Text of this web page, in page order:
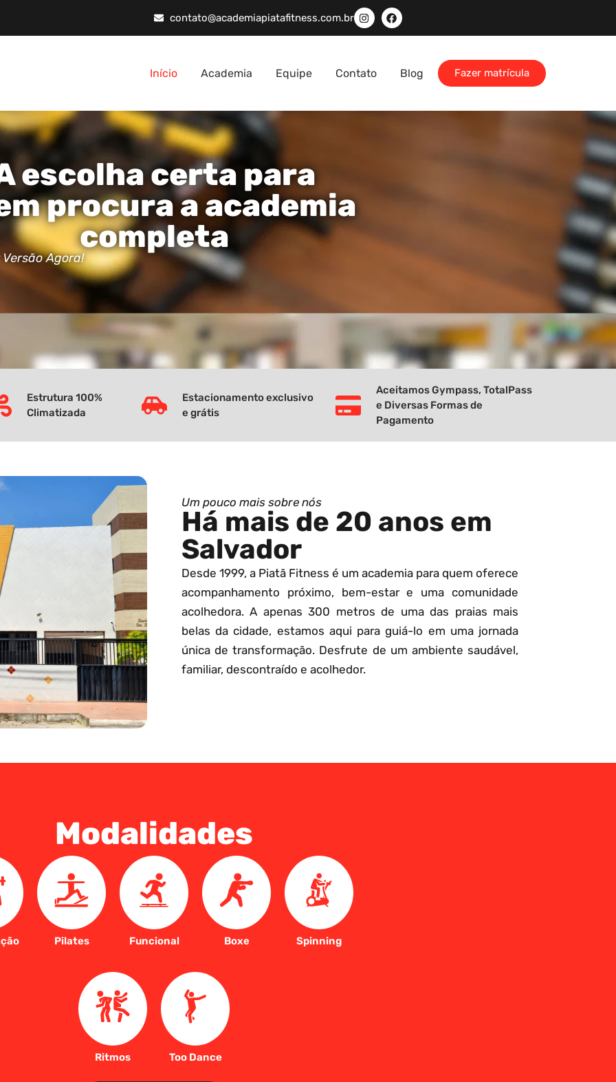
contato@academiapiatafitness.com.br
Início Academia Equipe Contato Blog Fazer matrícula
escolha certa para
procura a academia
completa
Agora!
Estrutura 100%
Climatizada
Estacionamento exclusivo
e grátis
Aceitamos Gympass, TotalPass
e Diversas Formas de
Pagamento
Um pouco mais sobre nós
Há mais de 20 anos em
Salvador
Desde 1999, a Piatã Fitness é um academia para quem oferece
acompanhamento próximo, bem-estar e uma comunidade
acolhedora. A apenas 300 metros de uma das praias mais
belas da cidade, estamos aqui para guiá-lo em uma jornada
única de transformação. Desfrute de um ambiente saudável,
familiar, descontraído e acolhedor.
Modalidades
Pilates Funcional Boxe Spinning
Ritmos Too Dance